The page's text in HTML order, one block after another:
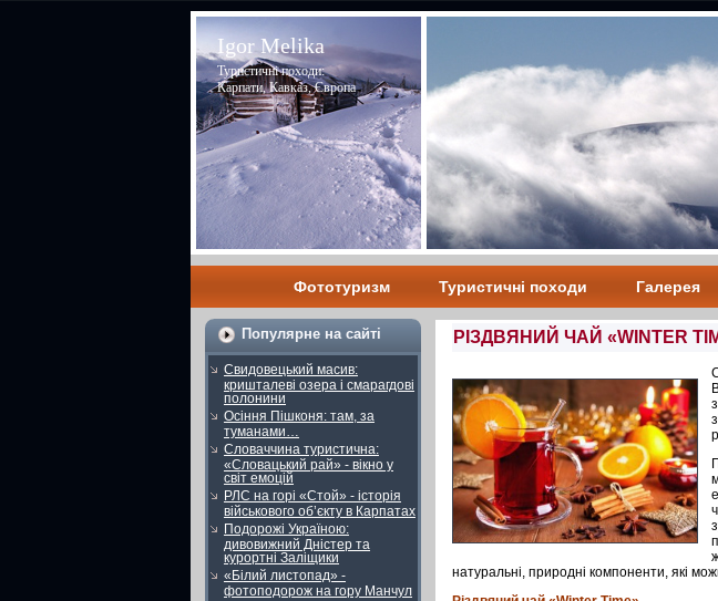
Igor Melika
Туристичні походи:
Карпати, Кавказ, Європа
Фототуризм Туристичні походи Галерея
Популярне на сайті
Свидовецький масив:
кришталеві озера і смарагдові
полонини
Осіння Пішконя: там, за
туманами…
Словаччина туристична:
«Словацький рай» - вікно у
світ емоцій
РЛС на горі «Стой» - історія
військового об’єкту в Карпатах
Подорожі Україною:
дивовижний Дністер та
курортні Заліщики
«Білий листопад» -
фотоподорож на гору Манчул
РІЗДВЯНИЙ ЧАЙ «WINTER
натуральні, природні компоненти, які